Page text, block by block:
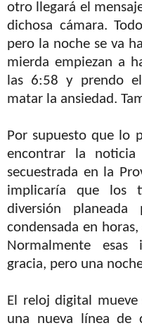
otro llegará el
dichosa cámara.
pero la noche se va
mierda empiezan a
las 6:58 y prendo
matar la ansiedad.
Por supuesto que lo
encontrar la noticia
secuestrada en la
implicaría que los
diversión
condensada en
Normalmente esas
gracia, pero una
El reloj digital
una nueva línea de